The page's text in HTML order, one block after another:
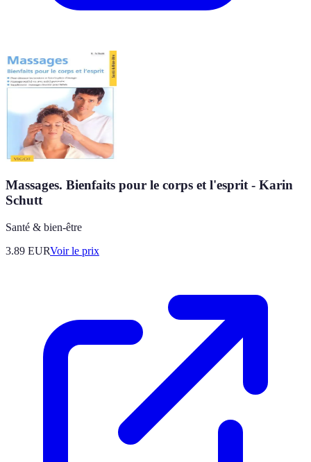
Massages. Bienfaits pour le corps et l'esprit - Karin
Schutt
Santé & bien-être
3.89 EURVoir le prix